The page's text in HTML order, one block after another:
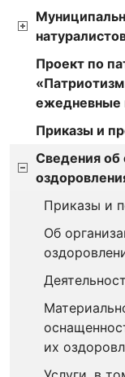
Проект по
«Патриотизм
ежедневные
Приказы и
Сведения об
Приказы и
Об
их